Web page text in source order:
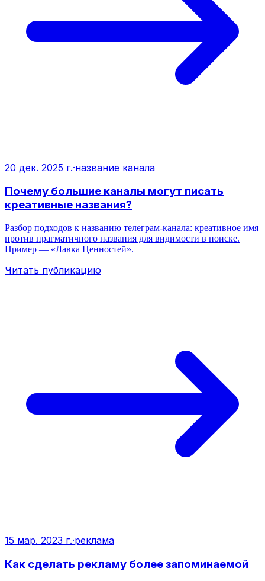
20 дек. 2025 г.·название канала
Почему большие каналы могут писать
креативные названия?
Разбор подходов к названию телеграм‑канала: креативное имя
против прагматичного названия для видимости в поиске.
Пример — «Лавка Ценностей».
Читать публикацию
15 мар. 2023 г.·реклама
Как сделать рекламу более запоминаемой